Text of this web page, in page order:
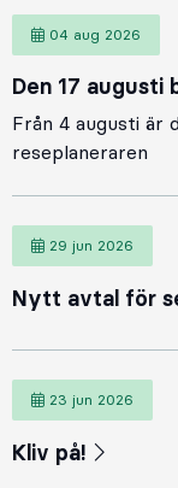
04 aug 2026
Den 17
Från 4 augusti är
reseplaneraren
29 jun 2026
Nytt avtal för
23 jun 2026
Kliv på!